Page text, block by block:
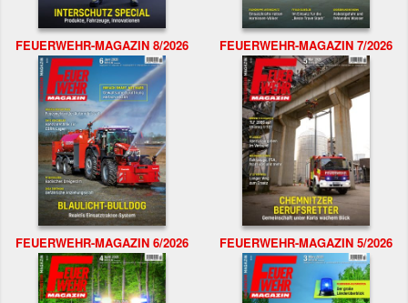
FEUERWEHR-MAGAZIN 8/2026 FEUERWEHR-MAGAZIN 7/2026
FEUERWEHR-MAGAZIN 6/2026 FEUERWEHR-MAGAZIN 5/2026